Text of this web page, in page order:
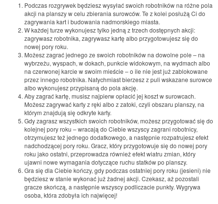
Podczas rozgrywek będziesz wysyłać swoich robotników na różne pola
akcji na planszy w celu zbierania surowców. Te z kolei posłużą Ci do
zagrywania kart i budowania nadmorskiego miasta.
W każdej turze wykonujesz tylko jedną z trzech dostępnych akcji:
zagrywasz robotnika, zagrywasz kartę albo przygotowujesz się do
nowej pory roku.
Możesz zagrać jednego ze swoich robotników na dowolne pole – na
wybrzeżu, wyspach, w dokach, punkcie widokowym, na wydmach albo
na czerwonej karcie w swoim mieście – o ile nie jest już zablokowane
przez innego robotnika. Natychmiast bierzesz z puli wskazane surowce
albo wykonujesz przypisaną do pola akcję.
Aby zagrać kartę, musisz najpierw opłacić jej koszt w surowcach.
Możesz zagrywać karty z ręki albo z zatoki, czyli obszaru planszy, na
którym znajdują się odkryte karty.
Gdy zagrasz wszystkich swoich robotników, możesz przygotować się do
kolejnej pory roku – wracają do Ciebie wszyscy zagrani robotnicy,
otrzymujesz też jednego dodatkowego, a następnie rozpatrujesz efekt
nadchodzącej pory roku. Gracz, który przygotowuje się do nowej pory
roku jako ostatni, przeprowadza również efekt wiatru zmian, który
ujawni nowe wymagania dotyczące ruchu statków po planszy.
Gra się dla Ciebie kończy, gdy podczas ostatniej pory roku (jesieni) nie
będziesz w stanie wykonać już żadnej akcji. Czekasz, aż pozostali
gracze skończą, a następnie wszyscy podliczacie punkty. Wygrywa
osoba, która zdobyła ich najwięcej!